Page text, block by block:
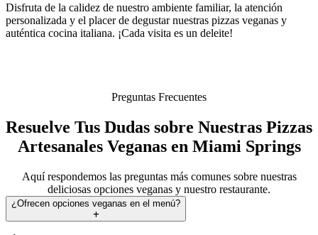
Disfruta de la calidez de nuestro ambiente familiar, la atención
personalizada y el placer de degustar nuestras pizzas veganas y
auténtica cocina italiana. ¡Cada visita es un deleite!
Preguntas Frecuentes
Resuelve Tus Dudas sobre Nuestras Pizzas
Artesanales Veganas en Miami Springs
Aquí respondemos las preguntas más comunes sobre nuestras
deliciosas opciones veganas y nuestro restaurante.
¿Ofrecen opciones veganas en el menú?